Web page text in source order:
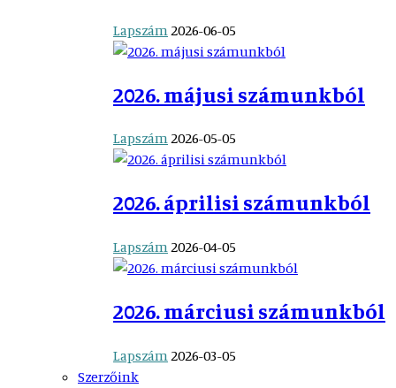
Lapszám 2026-06-05
2026. májusi számunkból
Lapszám2026-05-05
2026. áprilisi számunkból
Lapszám2026-04-05
2026. márciusi számunkból
Lapszám2026-03-05
Szerzőink